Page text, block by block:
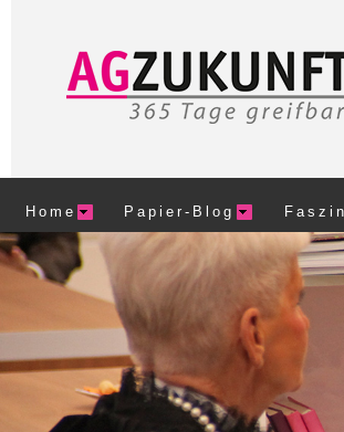
Home Papier-Blog